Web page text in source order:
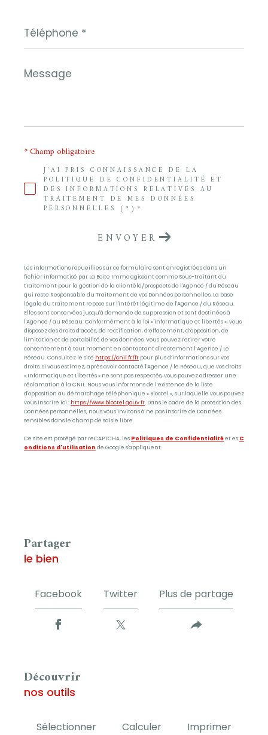
*
Message
*
J'AI PRIS CONNAISSANCE DE LA
POLITIQUE DE CONFIDENTIALITÉ ET
DES INFORMATIONS RELATIVES AU
TRAITEMENT DE MES DONNÉES
PERSONNELLES (*)*
* Champ obligatoire
ENVOYER
Les informations recueillies sur ce formulaire sont enregistrées dans un
fichier informatisé par La Boite Immo agissant comme Sous-traitant du
traitement pour la gestion de la clientèle/prospects de l'Agence / du Réseau
qui reste Responsable du Traitement de vos Données personnelles. La base
légale du traitement repose sur l'intérêt légitime de l'Agence / du Réseau.
Elles sont conservées jusqu'à demande de suppression et sont destinées à
l'Agence / au Réseau. Conformément à la loi « informatique et libertés », vous
disposez des droits d’accès, de rectification, d’effacement, d’opposition, de
limitation et de portabilité de vos données. Vous pouvez retirer votre
consentement à tout moment en contactant directement l’Agence / Le
Réseau. Consultez le site https://cnil.fr/fr pour plus d’informations sur vos
droits. Si vous estimez, après avoir contacté l'Agence / le Réseau, que vos droits
« Informatique et Libertés » ne sont pas respectés, vous pouvez adresser une
réclamation à la CNIL. Nous vous informons de l’existence de la liste
d'opposition au démarchage téléphonique « Bloctel », sur laquelle vous pouvez
vous inscrire ici : https://www.bloctel.gouv.fr. Dans le cadre de la protection des
Données personnelles, nous vous invitons à ne pas inscrire de Données
sensibles dans le champ de saisie libre.
Ce site est protégé par reCAPTCHA, les Politiques de Confidentialitéet es C
onditions d'utilisation de Google s'appliquent.
partager
le bien
Facebook Twitter Plus de partage
découvrir
nos outils
Sélectionner Calculer Imprimer